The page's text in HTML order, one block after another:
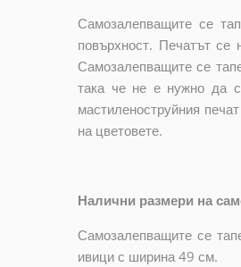
Самозалепващите се
повърхност. Печатът
Самозалепващите се
така че не е нужно да
мастиленоструйния
на цветовете.
Налични размери на
Самозалепващите се
ивици с ширина 49 см.